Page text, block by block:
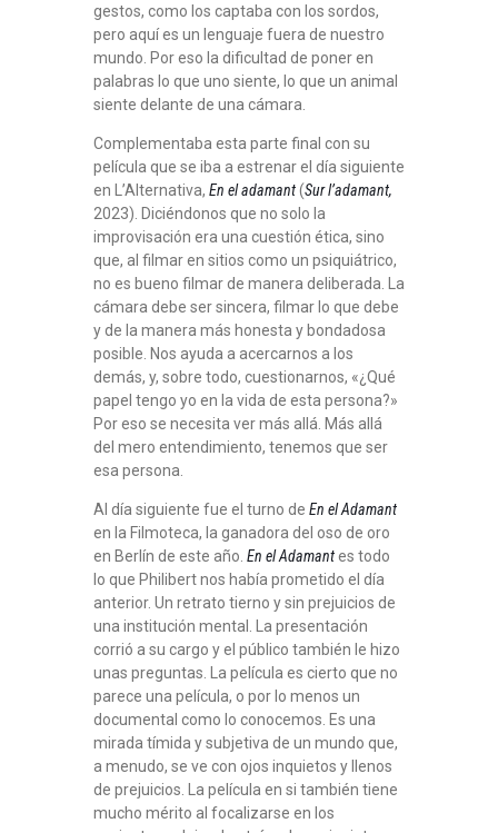
gestos, como los captaba con los sordos,
pero aquí es un lenguaje fuera de nuestro
mundo. Por eso la dificultad de poner en
palabras lo que uno siente, lo que un animal
siente delante de una cámara.
Complementaba esta parte final con su
película que se iba a estrenar el día siguiente
en L’Alternativa, En el adamant(Sur l’adamant,
2023). Diciéndonos que no solo la
improvisación era una cuestión ética, sino
que, al filmar en sitios como un psiquiátrico,
no es bueno filmar de manera deliberada. La
cámara debe ser sincera, filmar lo que debe
y de la manera más honesta y bondadosa
posible. Nos ayuda a acercarnos a los
demás, y, sobre todo, cuestionarnos, «¿Qué
papel tengo yo en la vida de esta persona?»
Por eso se necesita ver más allá. Más allá
del mero entendimiento, tenemos que ser
esa persona.
Al día siguiente fue el turno de En el Adamant
en la Filmoteca, la ganadora del oso de oro
en Berlín de este año. En el Adamantes todo
lo que Philibert nos había prometido el día
anterior. Un retrato tierno y sin prejuicios de
una institución mental. La presentación
corrió a su cargo y el público también le hizo
unas preguntas. La película es cierto que no
parece una película, o por lo menos un
documental como lo conocemos. Es una
mirada tímida y subjetiva de un mundo que,
a menudo, se ve con ojos inquietos y llenos
de prejuicios. La película en si también tiene
mucho mérito al focalizarse en los